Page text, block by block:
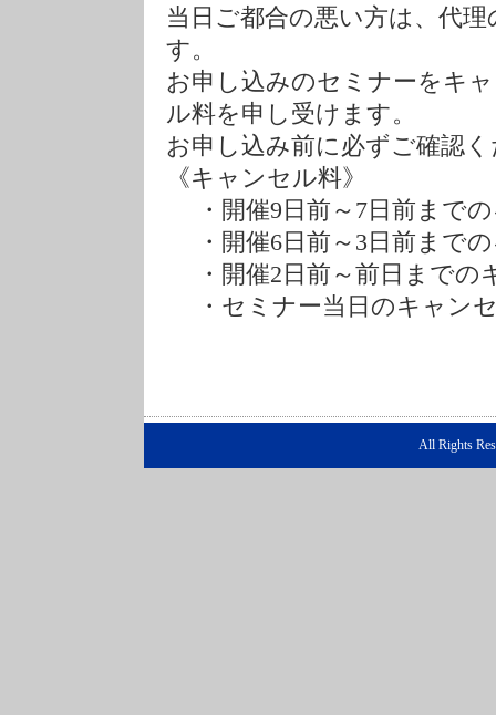
当日ご都合の悪い方は、代
す。
お申し込みのセミナーをキ
ル料を申し受けます。
お申し込み前に必ずご確認
《キャンセル料》
・開催9日前～7日前まで
・開催6日前～3日前まで
・開催2日前～前日までの
・セミナー当日のキャン
All Rights